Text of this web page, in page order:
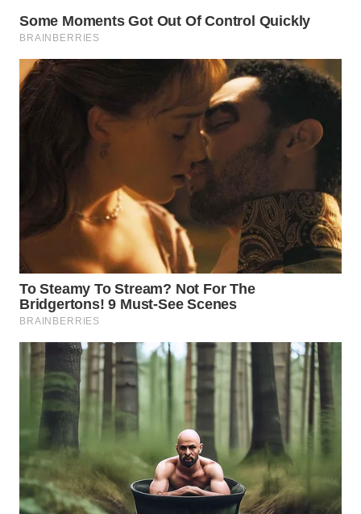
WN
BOGOR
SAMOSIR
WN
PADANG
WN
SUMEDANG
CIANJUR
WN